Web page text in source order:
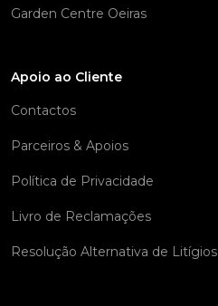
Garden Centre Oeiras
Apoio ao Cliente
Contactos
Parceiros & Apoios
Política de Privacidade
Livro de Reclamações
Resolução Alternativa de Litígios